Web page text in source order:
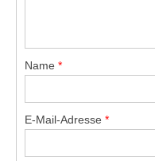
Name *
E-Mail-Adresse *